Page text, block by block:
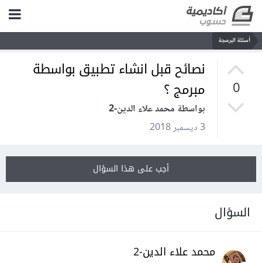
أسئلة البرمجة
0
نصائح قبل انشاء تطبيق بواسطة
مبرمج ؟
بواسطة محمد علاء الدين-2
3 ديسمبر 2018
أجب على هذا السؤال
السؤال
محمد علاء الدين-2